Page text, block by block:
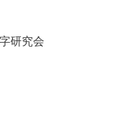
研究会